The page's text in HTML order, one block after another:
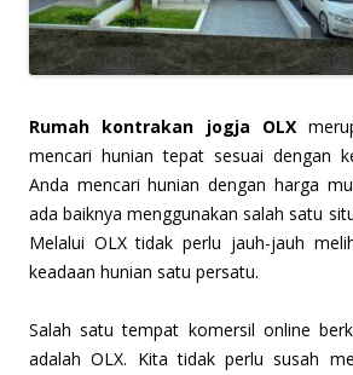
Rumah kontrakan jogja OLX
mencari hunian tepat sesuai dengan
Anda mencari hunian dengan harga
ada baiknya menggunakan salah satu
Melalui OLX tidak perlu jauh-jauh
keadaan hunian satu persatu.
Salah satu tempat komersil online
adalah OLX. Kita tidak perlu susah